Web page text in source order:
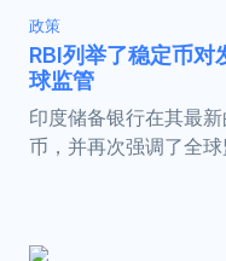
政策
RBI列举了稳定币对
球监管
印度储备银行在其最
币，并再次强调了全